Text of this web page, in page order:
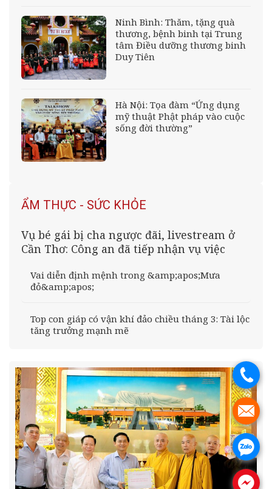
Ninh Bình: Thăm, tặng quà
thương, bệnh binh tại Trung
tâm Điều dưỡng thương binh
Duy Tiên
Hà Nội: Tọa đàm “Ứng dụng
mỹ thuật Phật pháp vào cuộc
sống đời thường”
ẨM THỰC - SỨC KHỎE
Vụ bé gái bị cha ngược đãi, livestream ở
Cần Thơ: Công an đã tiếp nhận vụ việc
Vai diễn định mệnh trong &amp;apos;Mưa
đỏ&amp;apos;
Top con giáp có vận khí đảo chiều tháng 3: Tài lộc
tăng trưởng mạnh mẽ
.
.
.
.